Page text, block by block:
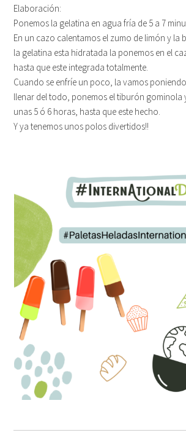
Elaboración:
Ponemos la gelatina en agua fría de 5 a 7
En un cazo calentamos el zumo de limón y la
la gelatina esta hidratada la ponemos en el
hasta que este integrada totalmente.
Cuando se enfríe un poco, la vamos
llenar del todo, ponemos el tiburón gominola
unas 5 ó 6 horas, hasta que este hecho.
Y ya tenemos unos polos divertidos!!